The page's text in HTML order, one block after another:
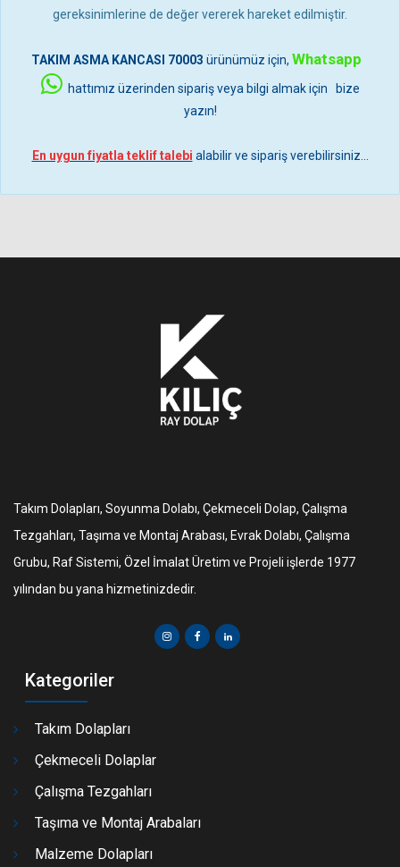
gereksinimlerine de değer vererek hareket edilmiştir.
TAKIM ASMA KANCASI 70003 ürünümüz için, Whatsapp
hattımız üzerinden sipariş veya bilgi almak için bize
yazın!
En uygun fiyatla teklif talebi alabilir ve sipariş verebilirsiniz...
Takım Dolapları, Soyunma Dolabı, Çekmeceli Dolap, Çalışma
Tezgahları, Taşıma ve Montaj Arabası, Evrak Dolabı, Çalışma
Grubu, Raf Sistemi, Özel İmalat Üretim ve Projeli işlerde 1977
yılından bu yana hizmetinizdedir.
Kategoriler
Takım Dolapları
Çekmeceli Dolaplar
Çalışma Tezgahları
Taşıma ve Montaj Arabaları
Malzeme Dolapları